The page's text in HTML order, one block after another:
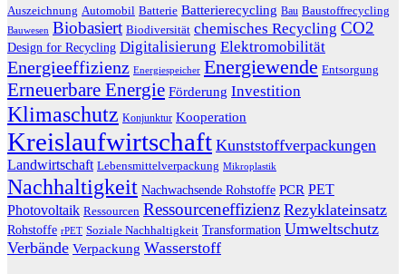
Auszeichnung Automobil Batterie Batterierecycling Bau Baustoffrecycling
Bauwesen Biobasiert Biodiversität chemisches Recycling CO2
Design for Recycling Digitalisierung Elektromobilität
Energieeffizienz Energiespeicher Energiewende Entsorgung
Erneuerbare Energie Förderung Investition
Klimaschutz Konjunktur Kooperation
Kreislaufwirtschaft Kunststoffverpackungen
Landwirtschaft Lebensmittelverpackung Mikroplastik
Nachhaltigkeit Nachwachsende Rohstoffe PCR PET
Photovoltaik Ressourcen Ressourceneffizienz Rezyklateinsatz
Rohstoffe rPET Soziale Nachhaltigkeit Transformation Umweltschutz
Verbände Verpackung Wasserstoff